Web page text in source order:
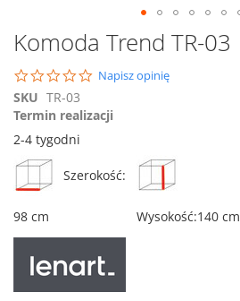
Przejdź
na
początek
galerii
Komoda Trend TR-03
0.0
Napisz opinię
SKU TR-03
Termin realizacji
2-4 tygodni
Szerokość:
98 cm Wysokość:140 cm